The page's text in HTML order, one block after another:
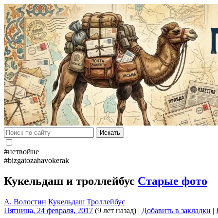
Искать
#нетвойне
#bizgatozahavokerak
Кукельдаш и троллейбус Старые фото
А. Волостин Кукельдаш Троллейбус
Пятница, 24 февраля, 2017 (9 лет назад) | Добавить в закладки |